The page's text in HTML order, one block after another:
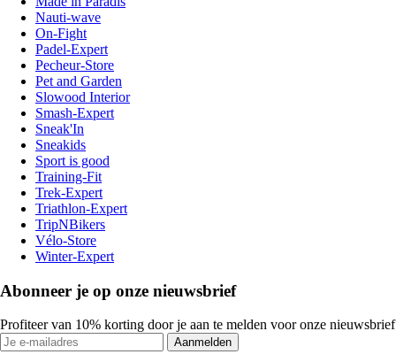
Nauti-wave
On-Fight
Padel-Expert
Pecheur-Store
Pet and Garden
Slowood Interior
Smash-Expert
Sneak'In
Sneakids
Sport is good
Training-Fit
Trek-Expert
Triathlon-Expert
TripNBikers
Vélo-Store
Winter-Expert
Abonneer je op onze nieuwsbrief
Profiteer van 10% korting door je aan te melden voor onze nieuwsbrief
Aanmelden